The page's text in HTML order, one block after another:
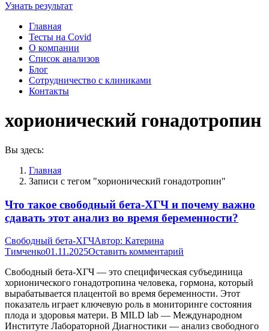
Узнать результат
Главная
Тесты на Covid
О компании
Список анализов
Блог
Сотрудничество с клиниками
Контакты
хорионический гонадотропин
Вы здесь:
Главная
Записи с тегом "хорионический гонадотропин"
Что такое свободный бета-ХГЧ и почему важно
сдавать этот анализ во время беременности?
Свободный бета-ХГЧАвтор: Катерина
Тимченко01.11.2025Оставить комментарий
Свободный бета-ХГЧ — это специфическая субъединица
хорионического гонадотропина человека, гормона, который
вырабатывается плацентой во время беременности. Этот
показатель играет ключевую роль в мониторинге состояния
плода и здоровья матери. В MILD lab — Международном
Институте Лабораторной Диагностики — анализ свободного